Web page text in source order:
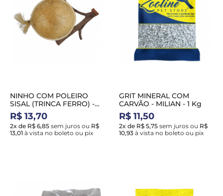
NINHO COM POLEIRO
SISAL (TRINCA FERRO) -
HADASSA NH40
R$ 13,70
2x de R$ 6,85 sem juros ou R$
13,01 à vista no boleto ou pix
GRIT MINERAL COM
CARVÃO - MILIAN - 1 Kg
R$ 11,50
2x de R$ 5,75 sem juros ou R$
10,93 à vista no boleto ou pix